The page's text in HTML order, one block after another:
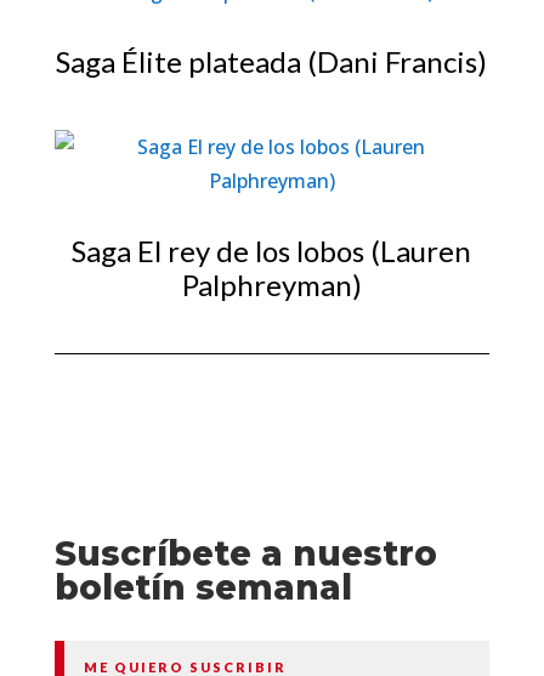
Saga Élite plateada (Dani Francis)
Saga El rey de los lobos (Lauren
Palphreyman)
Suscríbete a nuestro
boletín semanal
ME QUIERO SUSCRIBIR